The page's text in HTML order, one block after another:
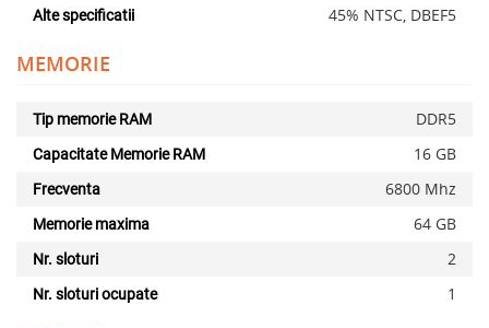
Alte specificatii 45% NTSC, DBEF5
MEMORIE
Tip memorie RAM DDR5
Capacitate Memorie RAM 16 GB
Frecventa 6800 Mhz
Memorie maxima 64 GB
Nr. sloturi 2
Nr. sloturi ocupate 1